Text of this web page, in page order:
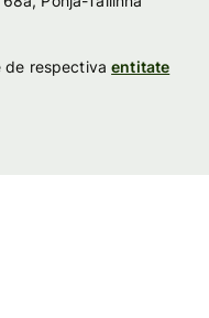
de respectivaentitate